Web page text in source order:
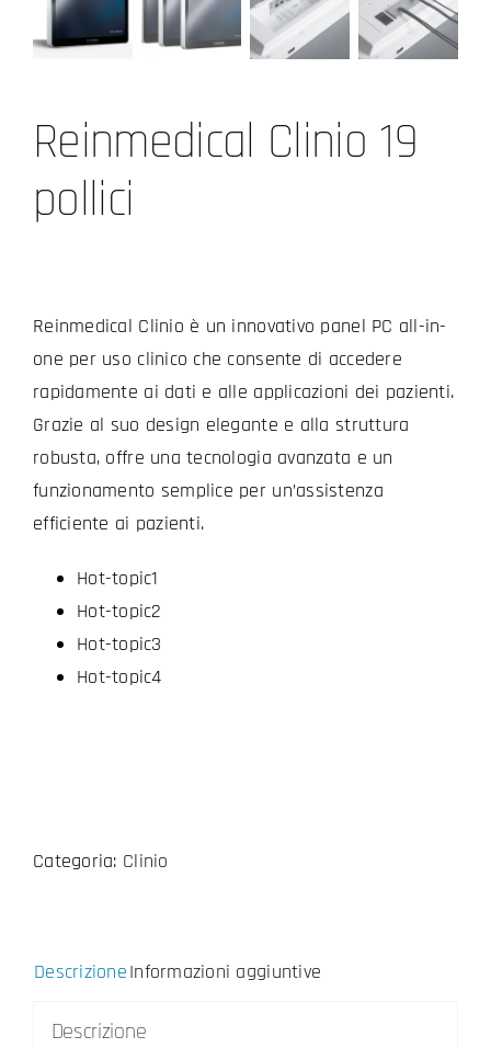
Reinmedical Clinio 19
pollici
Reinmedical Clinio è un innovativo panel PC all-in-
one per uso clinico che consente di accedere
rapidamente ai dati e alle applicazioni dei pazienti.
Grazie al suo design elegante e alla struttura
robusta, offre una tecnologia avanzata e un
funzionamento semplice per un’assistenza
efficiente ai pazienti.
Hot-topic1
Hot-topic2
Hot-topic3
Hot-topic4
Categoria: Clinio
DescrizioneInformazioni aggiuntive
Descrizione